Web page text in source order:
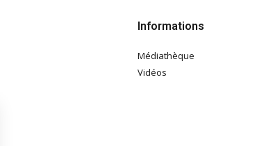
Informations
Médiathèque
Vidéos